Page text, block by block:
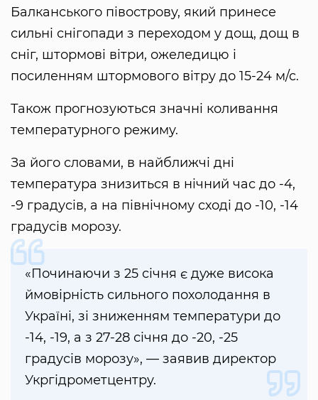
Балканського півострову, який принесе
сильні снігопади з переходом у дощ, дощ в
сніг, штормові вітри, ожеледицю і
посиленням штормового вітру до 15-24 м/с.
Також прогнозуються значні коливання
температурного режиму.
За його словами, в найближчі дні
температура знизиться в нічний час до -4,
-9 градусів, а на північному сході до -10, -14
градусів морозу.
«Починаючи з 25 січня є дуже висока
ймовірність сильного похолодання в
Україні, зі зниженням температури до
-14, -19, а з 27-28 січня до -20, -25
градусів морозу», — заявив директор
Укргідрометцентру.